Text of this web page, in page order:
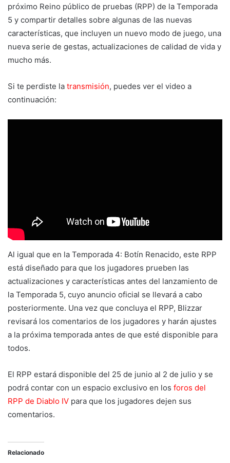
próximo Reino público de pruebas (RPP) de la Temporada
5 y compartir detalles sobre algunas de las nuevas
características, que incluyen un nuevo modo de juego, una
nueva serie de gestas, actualizaciones de calidad de vida y
mucho más.
Si te perdiste la transmisión, puedes ver el video a
continuación:
Al igual que en la Temporada 4: Botín Renacido, este RPP
está diseñado para que los jugadores prueben las
actualizaciones y características antes del lanzamiento de
la Temporada 5, cuyo anuncio oficial se llevará a cabo
posteriormente. Una vez que concluya el RPP, Blizzar
revisará los comentarios de los jugadores y harán ajustes
a la próxima temporada antes de que esté disponible para
todos.
El RPP estará disponible del 25 de junio al 2 de julio y se
podrá contar con un espacio exclusivo en los foros del
RPP de Diablo IV para que los jugadores dejen sus
comentarios.
Relacionado